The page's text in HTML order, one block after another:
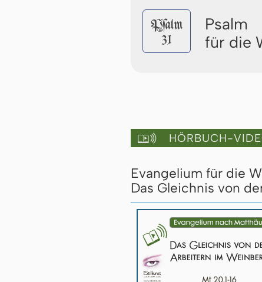
Pſalm
31
Psalm
für die
 HÖRBUCH-
Evangelium für die
Das Gleichnis von